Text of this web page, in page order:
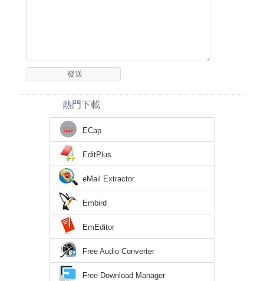
熱門下載
ECap
EditPlus
eMail Extractor
Embird
EmEditor
Free Audio Converter
Free Download Manager